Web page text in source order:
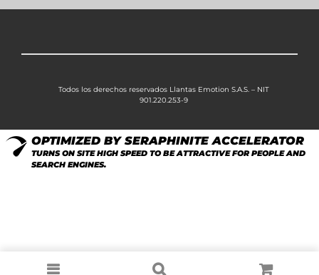
Todos los derechos reservados Llantas Emotion S.A.S. – NIT
901.220.253-9
OPTIMIZED BY SERAPHINITE ACCELERATOR
TURNS ON SITE HIGH SPEED TO BE ATTRACTIVE FOR PEOPLE AND
SEARCH ENGINES.